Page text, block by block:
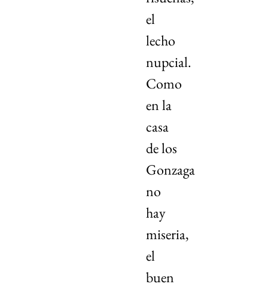
el
lecho
nupcial.
Como
en la
casa
de los
Gonzaga
no
hay
miseria,
el
buen